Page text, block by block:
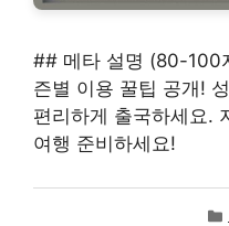
## 메타 설명 (80-100
즌별 이용 꿀팁 공개!
편리하게 출국하세요.
여행 준비하세요!